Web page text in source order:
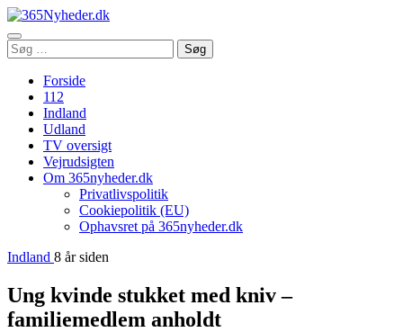
Åbn
menu
Søg
efter:
Søg
Forside
112
Indland
Udland
TV oversigt
Vejrudsigten
Om 365nyheder.dk
Privatlivspolitik
Cookiepolitik (EU)
Ophavsret på 365nyheder.dk
Indland 8 år siden
Ung kvinde stukket med kniv –
familiemedlem anholdt